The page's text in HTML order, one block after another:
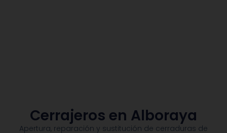
Cerrajeros en Alboraya
Apertura, reparación y sustitución de cerraduras de